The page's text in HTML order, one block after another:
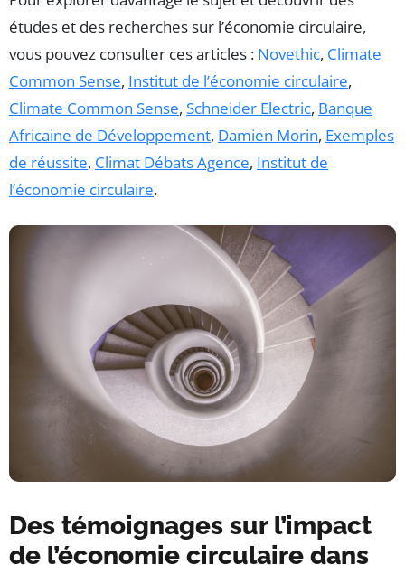
études et des recherches sur l’économie circulaire,
vous pouvez consulter ces articles : Novethic, Climate
Common Sense, Institut de l’économie circulaire,
Climate Common Sense, Schneider Electric, Banque
Africaine de Développement, Damien Morin, Exemples
de réussite, Climat Débats Agence, Institut de
l’économie circulaire.
Des témoignages sur l’impact
de l’économie circulaire dans